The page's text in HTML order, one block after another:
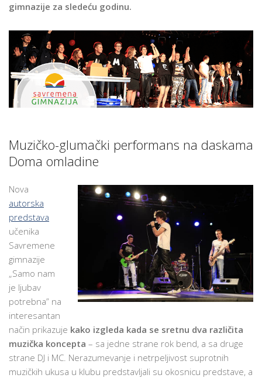
gimnazije za sledeću godinu.
Muzičko-glumački performans na daskama
Doma omladine
Nova
autorska
predstava
učenika
Savremene
gimnazije
„Samo nam
je ljubav
potrebna” na
interesantan
način prikazuje kako izgleda kada se sretnu dva različita
muzička koncepta – sa jedne strane rok bend, a sa druge
strane DJ i MC. Nerazumevanje i netrpeljivost suprotnih
muzičkih ukusa u klubu predstavljali su okosnicu predstave, a